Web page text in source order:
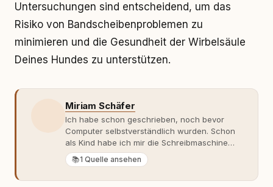
Untersuchungen sind entscheidend, um das
Risiko von Bandscheibenproblemen zu
minimieren und die Gesundheit der Wirbelsäule
Deines Hundes zu unterstützen.
Miriam Schäfer
Ich habe schon geschrieben, noch bevor
Computer selbstverständlich wurden. Schon
als Kind habe ich mir die Schreibmaschine
meiner Eltern geschnappt und drauflos
getippt: Geschichten, Beobachtungen,
📚1 Quelle ansehen